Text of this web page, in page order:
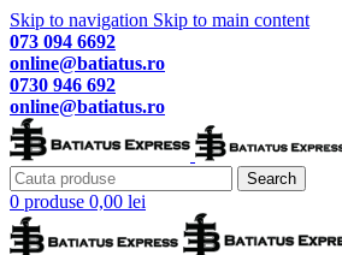
Skip to navigation Skip to main content
073 094 6692
online@batiatus.ro
0730 946 692
online@batiatus.ro
Search
0 produse 0,00 lei